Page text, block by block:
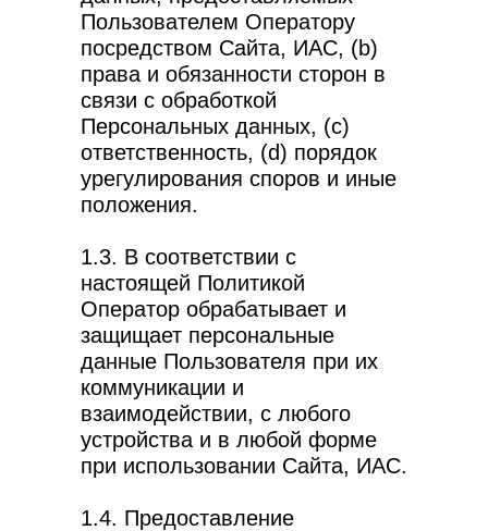
Пользователем Оператору
посредством Сайта, ИАС, (b)
права и обязанности сторон в
связи с обработкой
Персональных данных, (с)
ответственность, (d) порядок
урегулирования споров и иные
положения.
1.3. В соответствии с
настоящей Политикой
Оператор обрабатывает и
защищает персональные
данные Пользователя при их
коммуникации и
взаимодействии, с любого
устройства и в любой форме
при использовании Сайта, ИАС.
1.4. Предоставление